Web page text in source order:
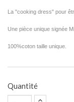
La "cooking dress" pour
Une pièce unique signée
100%coton taille unique.
Quantité